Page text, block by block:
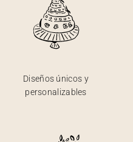
Diseños únicos y
personalizables